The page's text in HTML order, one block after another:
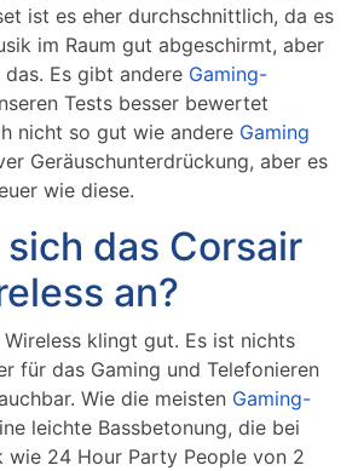
ist es eher durchschnittlich, da es
im Raum gut abgeschirmt, aber
Es gibt andere Gaming-
Tests besser bewertet
nicht so gut wie andere Gaming
Geräuschunterdrückung, aber es
wie diese.
das Corsair
an?
klingt gut. Es ist nichts
für das Gaming und Telefonieren
Wie die meisten Gaming-
leichte Bassbetonung, die bei
wie 24 Hour Party People von 2